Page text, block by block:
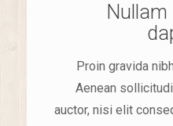
Nullam
Proin gravida
Aenean
auctor, nisi elit